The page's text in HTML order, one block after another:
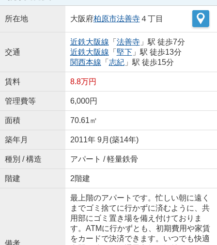
所在地 大阪府柏原市法善寺４丁目
交通
近鉄大阪線 「 法善寺」駅 徒歩7分
近鉄大阪線 「 堅下」駅 徒歩13分
関西本線 「 志紀」駅 徒歩15分
賃料 8.8万円
管理費等 6,000円
面積 70.61㎡
築年月 2011年 9月(築14年)
種別 / 構造 アパート / 軽量鉄骨
階建 2階建
備考
最上階のアパートです。忙しい朝に遠く
までゴミ捨てに行かずに済むように、共
用部にゴミ置き場を備え付けておりま
す。ATMに行かずとも、初期費用や家賃
をカードで決済できます。いつでも快適